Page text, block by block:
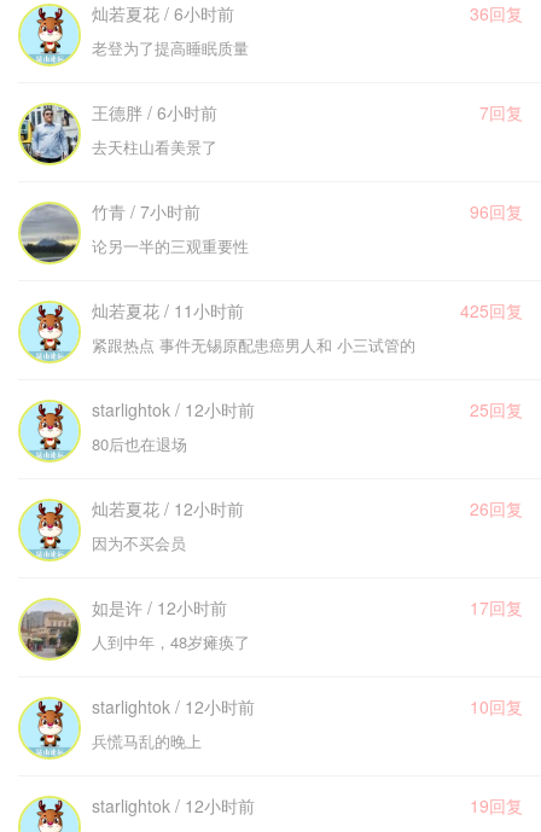
灿若夏花 / 6小时前 36回复
老登为了提高睡眠质量
王德胖 / 6小时前 7回复
去天柱山看美景了
竹青 / 7小时前 96回复
论另一半的三观重要性
灿若夏花 / 11小时前 425回复
紧跟热点 事件无锡原配患癌男人和 小三试管的
starlightok / 12小时前 25回复
80后也在退场
灿若夏花 / 12小时前 26回复
因为不买会员
如是许 / 12小时前 17回复
人到中年，48岁瘫痪了
starlightok / 12小时前 10回复
兵慌马乱的晚上
starlightok / 12小时前 19回复